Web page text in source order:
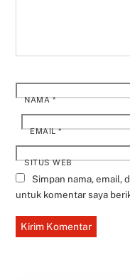
NAMA*
EMAIL*
SITUS WEB
Simpan nama, email,
untuk komentar saya